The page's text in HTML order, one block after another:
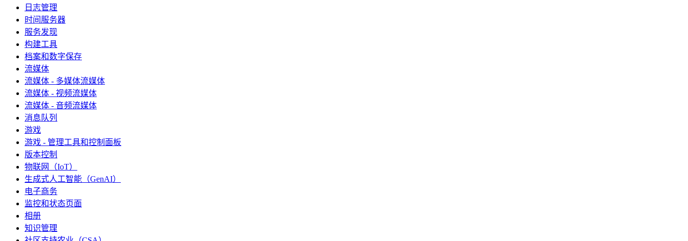
日志管理
时间服务器
服务发现
构建工具
档案和数字保存
流媒体
流媒体 - 多媒体流媒体
流媒体 - 视频流媒体
流媒体 - 音频流媒体
消息队列
游戏
游戏 - 管理工具和控制面板
版本控制
物联网（IoT）
生成式人工智能（GenAI）
电子商务
监控和状态页面
相册
知识管理